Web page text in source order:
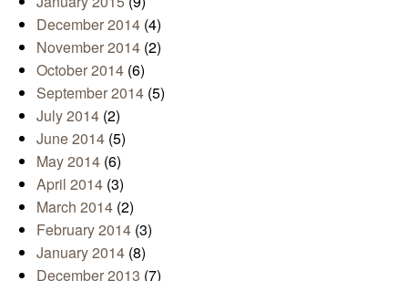
December 2014 (4)
November 2014 (2)
October 2014 (6)
September 2014 (5)
July 2014 (2)
June 2014 (5)
May 2014 (6)
April 2014 (3)
March 2014 (2)
February 2014 (3)
January 2014 (8)
December 2013 (7)